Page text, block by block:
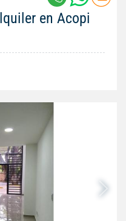
en Acopi